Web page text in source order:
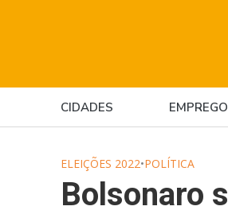
CIDADES
ELEIÇÕES 2022•POLÍTICA
Bolsonaro